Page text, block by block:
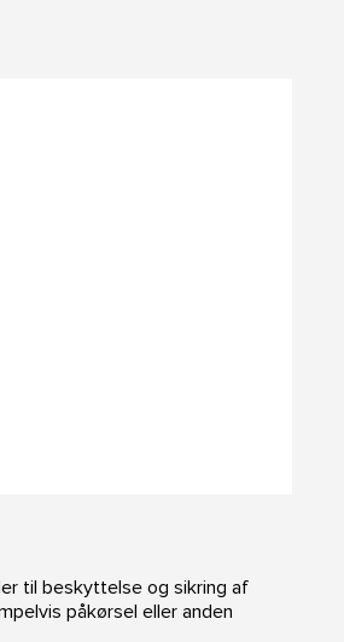
til beskyttelse og sikring af
påkørsel eller anden